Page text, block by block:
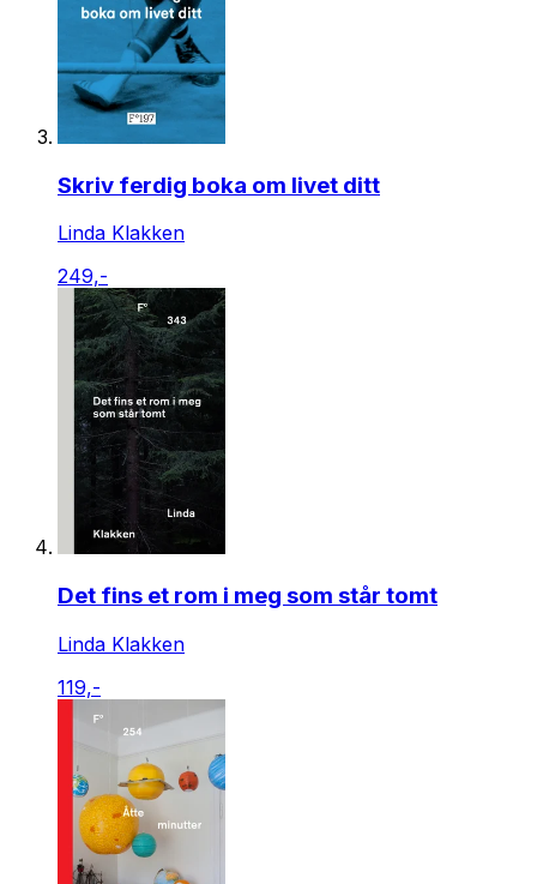
Skriv ferdig boka om livet ditt
Linda Klakken
249,-
Det fins et rom i meg som står tomt
Linda Klakken
119,-